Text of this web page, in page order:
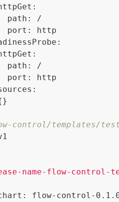
path: /
port: http
path: /
port: http
control/templates/
name-flow-control-
flow-control-